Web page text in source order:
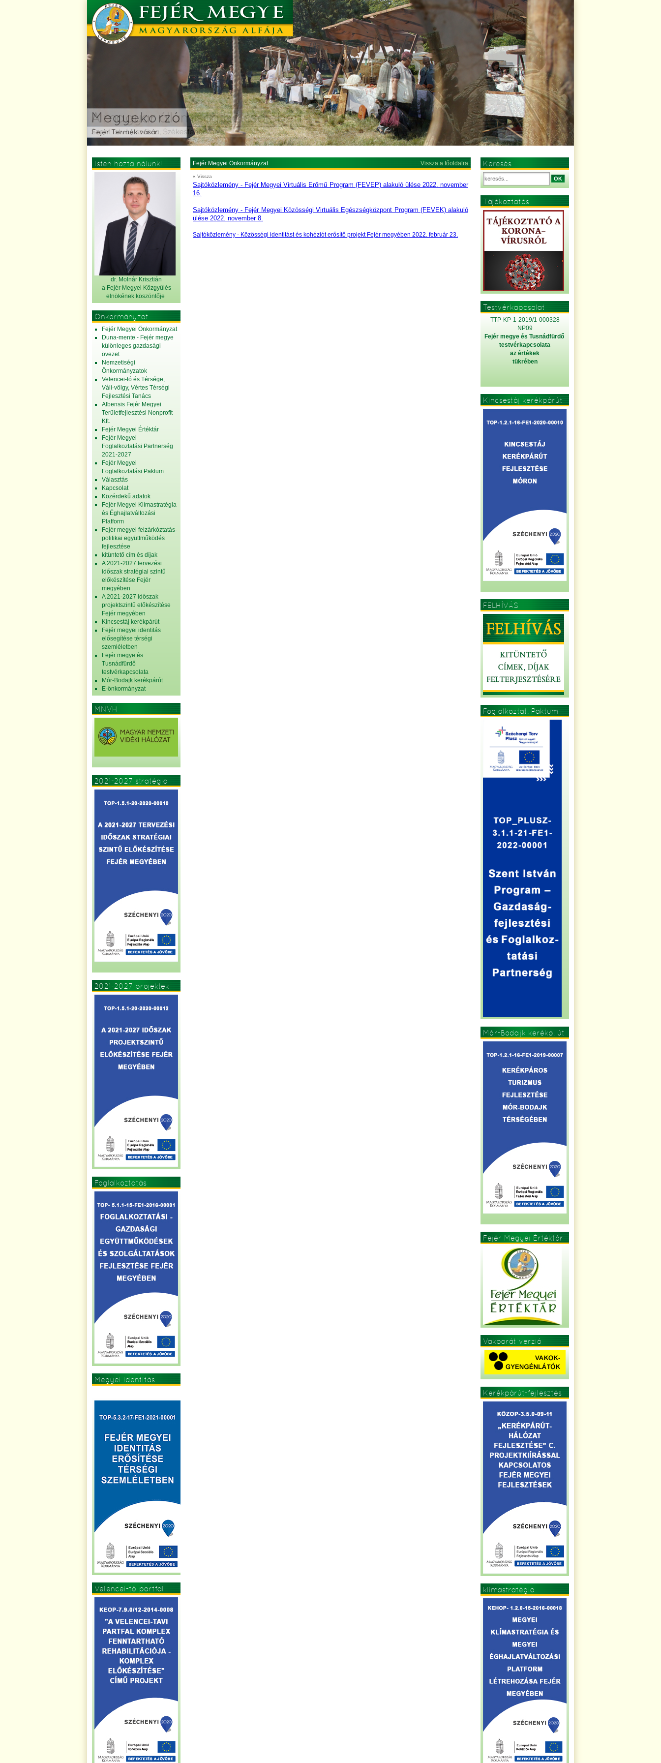
Isten hozta nálunk!
dr. Molnár Krisztián
a Fejér Megyei Közgyűlés
elnökének köszöntője
Önkormányzat
Fejér Megyei Önkormányzat
Duna-mente - Fejér megye
különleges gazdasági
övezet
Nemzetiségi
Önkormányzatok
Velencei-tó és Térsége,
Váli-völgy, Vértes Térségi
Fejlesztési Tanács
Albensis Fejér Megyei
Területfejlesztési Nonprofit
Kft.
Fejér Megyei Értéktár
Fejér Megyei
Foglalkoztatási Partnerség
2021-2027
Fejér Megyei
Foglalkoztatási Paktum
Választás
Kapcsolat
Közérdekű adatok
Fejér Megyei Klímastratégia
és Éghajlatváltozási
Platform
Fejér megyei felzárkóztatás-
politikai együttműködés
fejlesztése
kitüntető cím és díjak
A 2021-2027 tervezési
időszak stratégiai szintű
előkészítése Fejér
megyében
A 2021-2027 időszak
projektszintű előkészítése
Fejér megyében
Kincsestáj kerékpárút
Fejér megyei identitás
elősegítése térségi
szemléletben
Fejér megye és
Tusnádfürdő
testvérkapcsolata
Mór-Bodajk kerékpárút
E-önkormányzat
MNVH
2021-2027 stratégia
2021-2027 projektek
Foglalkoztatás
Megyei identitás
Velencei-tó partfal
Fejér Megyei Önkormányzat Vissza a főoldalra
« Vissza
Sajtóközlemény - Fejér Megyei Virtuális Erőmű Program (FEVEP) alakuló ülése 2022. november
16.
Sajtóközlemény - Fejér Megyei Közösségi Virtuális Egészségközpont Program (FEVEK) alakuló
ülése 2022. november 8.
Sajtóközlemény - Közösségi identitást és kohéziót erősítő projekt Fejér megyében 2022. február 23.
Keresés
OK
Tájékoztatás
Testvérkapcsolat
TTP-KP-1-2019/1-000328
NP09
Fejér megye és Tusnádfürdő
testvérkapcsolata
az értékek
tükrében
Kincsestáj kerékpárút
FELHÍVÁS
Foglalkoztat. Paktum
Mór-Bodajk kerékp. út
Fejér Megyei Értéktár
Vakbarát verzió
Kerékpárút-fejlesztés
klímastratégia